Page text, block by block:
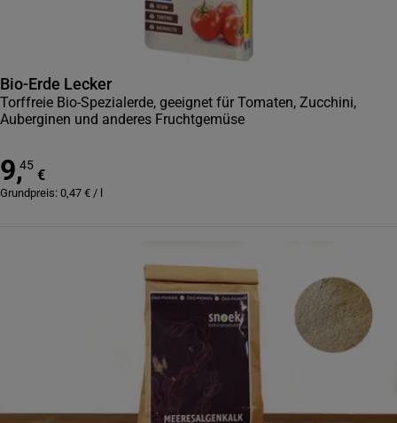
Bio-Erde Lecker
Torffreie Bio-Spezialerde, geeignet für Tomaten, Zucchini,
Auberginen und anderes Fruchtgemüse
9,45
€
Grundpreis: 0,47 € /